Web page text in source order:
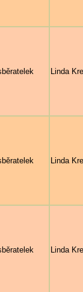
Linda
Linda
Linda